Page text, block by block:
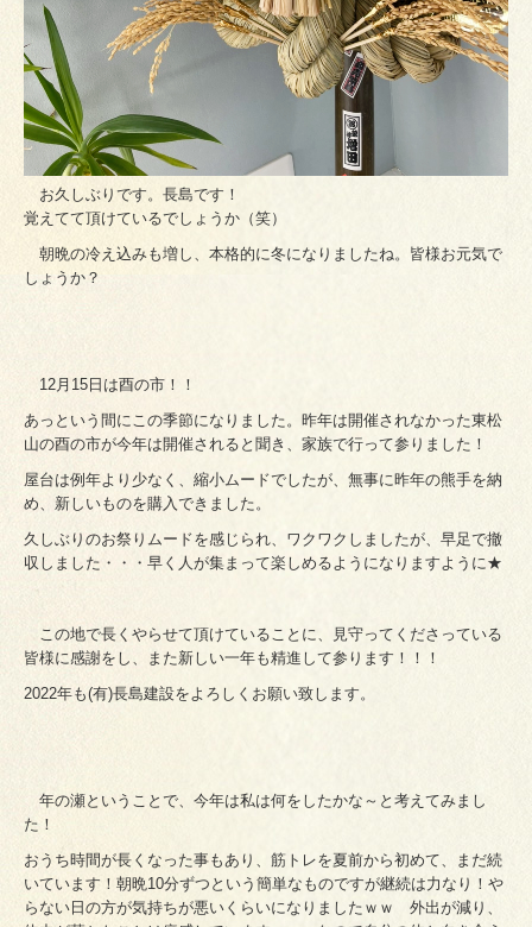
お久しぶりです。長島です！
覚えてて頂けているでしょうか（笑）
朝晩の冷え込みも増し、本格的に冬になりましたね。皆様お元気で
しょうか？
12月15日は酉の市！！
あっという間にこの季節になりました。昨年は開催されなかった東松
山の酉の市が今年は開催されると聞き、家族で行って参りました！
屋台は例年より少なく、縮小ムードでしたが、無事に昨年の熊手を納
め、新しいものを購入できました。
久しぶりのお祭りムードを感じられ、ワクワクしましたが、早足で撤
収しました・・・早く人が集まって楽しめるようになりますように★
この地で長くやらせて頂けていることに、見守ってくださっている
皆様に感謝をし、また新しい一年も精進して参ります！！！
2022年も(有)長島建設をよろしくお願い致します。
年の瀬ということで、今年は私は何をしたかな～と考えてみまし
た！
おうち時間が長くなった事もあり、筋トレを夏前から初めて、まだ続
いています！朝晩10分ずつという簡単なものですが継続は力なり！や
らない日の方が気持ちが悪いくらいになりましたｗｗ 外出が減り、